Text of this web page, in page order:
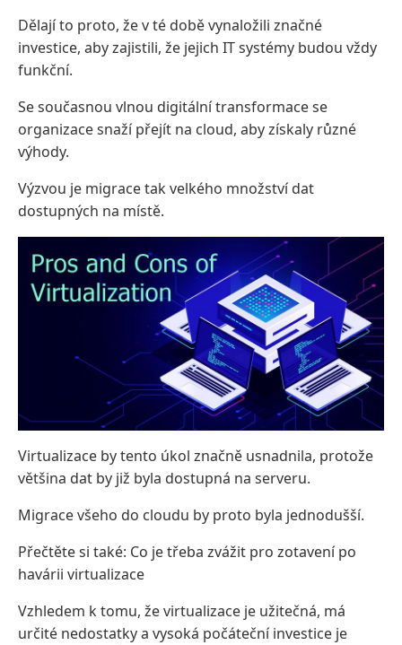
Dělají to proto, že v té době vynaložili značné
investice, aby zajistili, že jejich IT systémy budou vždy
funkční.
Se současnou vlnou digitální transformace se
organizace snaží přejít na cloud, aby získaly různé
výhody.
Výzvou je migrace tak velkého množství dat
dostupných na místě.
Virtualizace by tento úkol značně usnadnila, protože
většina dat by již byla dostupná na serveru.
Migrace všeho do cloudu by proto byla jednodušší.
Přečtěte si také: Co je třeba zvážit pro zotavení po
havárii virtualizace
Vzhledem k tomu, že virtualizace je užitečná, má
určité nedostatky a vysoká počáteční investice je